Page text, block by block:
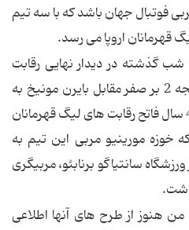
فوتبال جهان باشد که با سه تیم
قهرمانان اروپا می رسد.
شب گذشته در دیدار نهایی رقابت
های لیگ قهرمانان اروپا با نتیجه 2 بر صفر مقابل بایرن مونیخ به
برتری رسید و پس از گذشت 45 سال فاتح رقابت های لیگ قهرمانان
خوزه مورینیو مربی این تیم به
سانتیاگو برنابئو، مربیگری
هنوز از طرح های آنها اطلاعی